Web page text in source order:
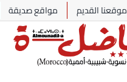
موقعنا القديم مواقع صديقة